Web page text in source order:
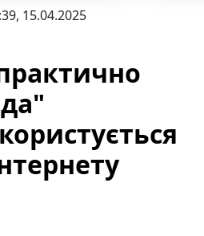
15.04.2025